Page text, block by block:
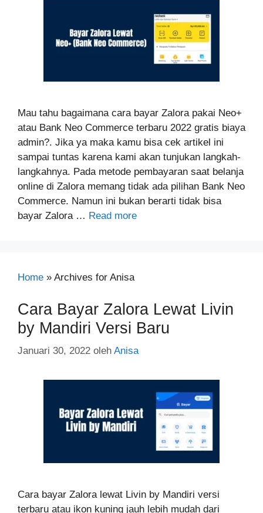
Mau tahu bagaimana cara bayar Zalora pakai Neo+
atau Bank Neo Commerce terbaru 2022 gratis biaya
admin?. Jika ya maka kamu bisa cek artikel ini
sampai tuntas karena kami akan tunjukan langkah-
langkahnya. Pada metode pembayaran saat belanja
online di Zalora memang tidak ada pilihan Bank Neo
Commerce. Namun ini bukan berarti tidak bisa
bayar Zalora … Read more
Home » Archives for Anisa
Cara Bayar Zalora Lewat Livin
by Mandiri Versi Baru
Januari 30, 2022 oleh Anisa
Cara bayar Zalora lewat Livin by Mandiri versi
terbaru atau ikon kuning jauh lebih mudah dari